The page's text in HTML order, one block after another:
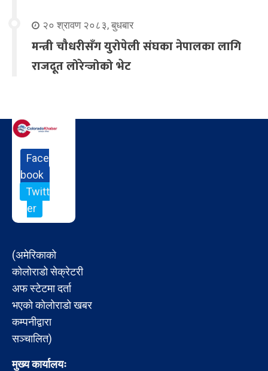
२० श्रावण २०८३, बुधबार
मन्त्री चौधरीसँग युरोपेली संघका नेपालका लागि
राजदूत लोरेन्जोको भेट
Face
book
Twitt
er
(अमेरिकाको
कोलोराडो सेक्रेटरी
अफ स्टेटमा दर्ता
भएको कोलोराडो खबर
कम्पनीद्वारा
सञ्चालित)
मुख्य कार्यालयः